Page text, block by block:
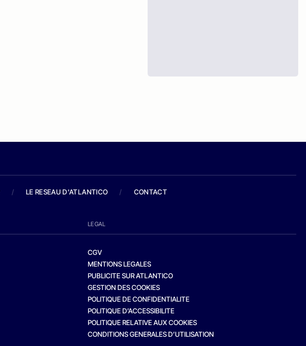
/ LE RESEAU D'ATLANTICO / CONTACT
LEGAL
CGV
MENTIONS LEGALES
PUBLICITE SUR ATLANTICO
GESTION DES COOKIES
POLITIQUE DE CONFIDENTIALITE
POLITIQUE D’ACCESSIBILITE
POLITIQUE RELATIVE AUX COOKIES
CONDITIONS GENERALES D’UTILISATION